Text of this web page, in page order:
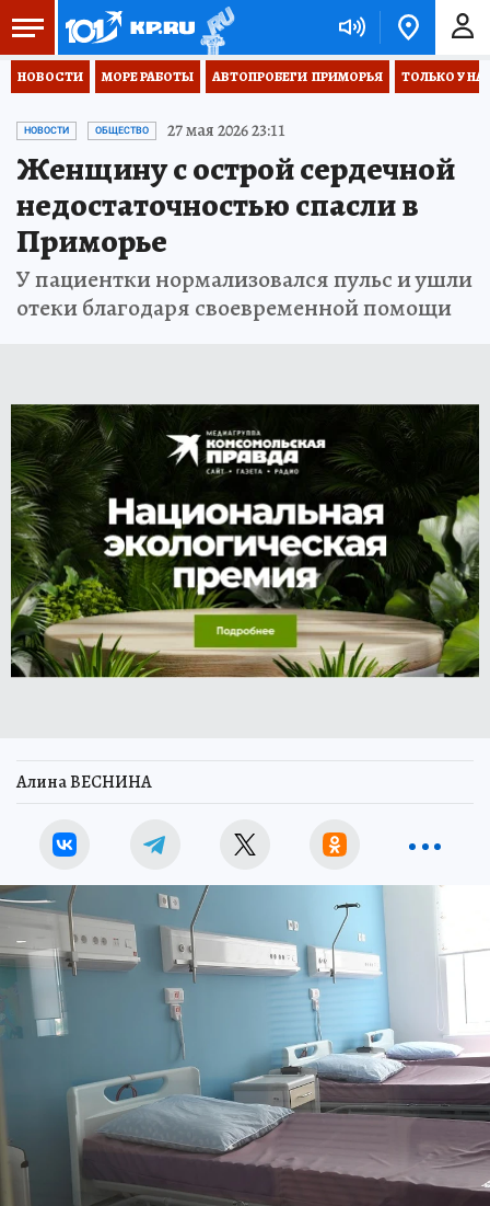
НОВОСТИ МОРЕ РАБОТЫ АВТОПРОБЕГИ  ПРИМОРЬЯ ТОЛЬКО У
НОВОСТИ ОБЩЕСТВО 27 мая 2026 23:11
Женщину с острой сердечной
недостаточностью спасли в
Приморье
У пациентки нормализовался пульс и ушли
отеки благодаря своевременной помощи
Алина ВЕСНИНА